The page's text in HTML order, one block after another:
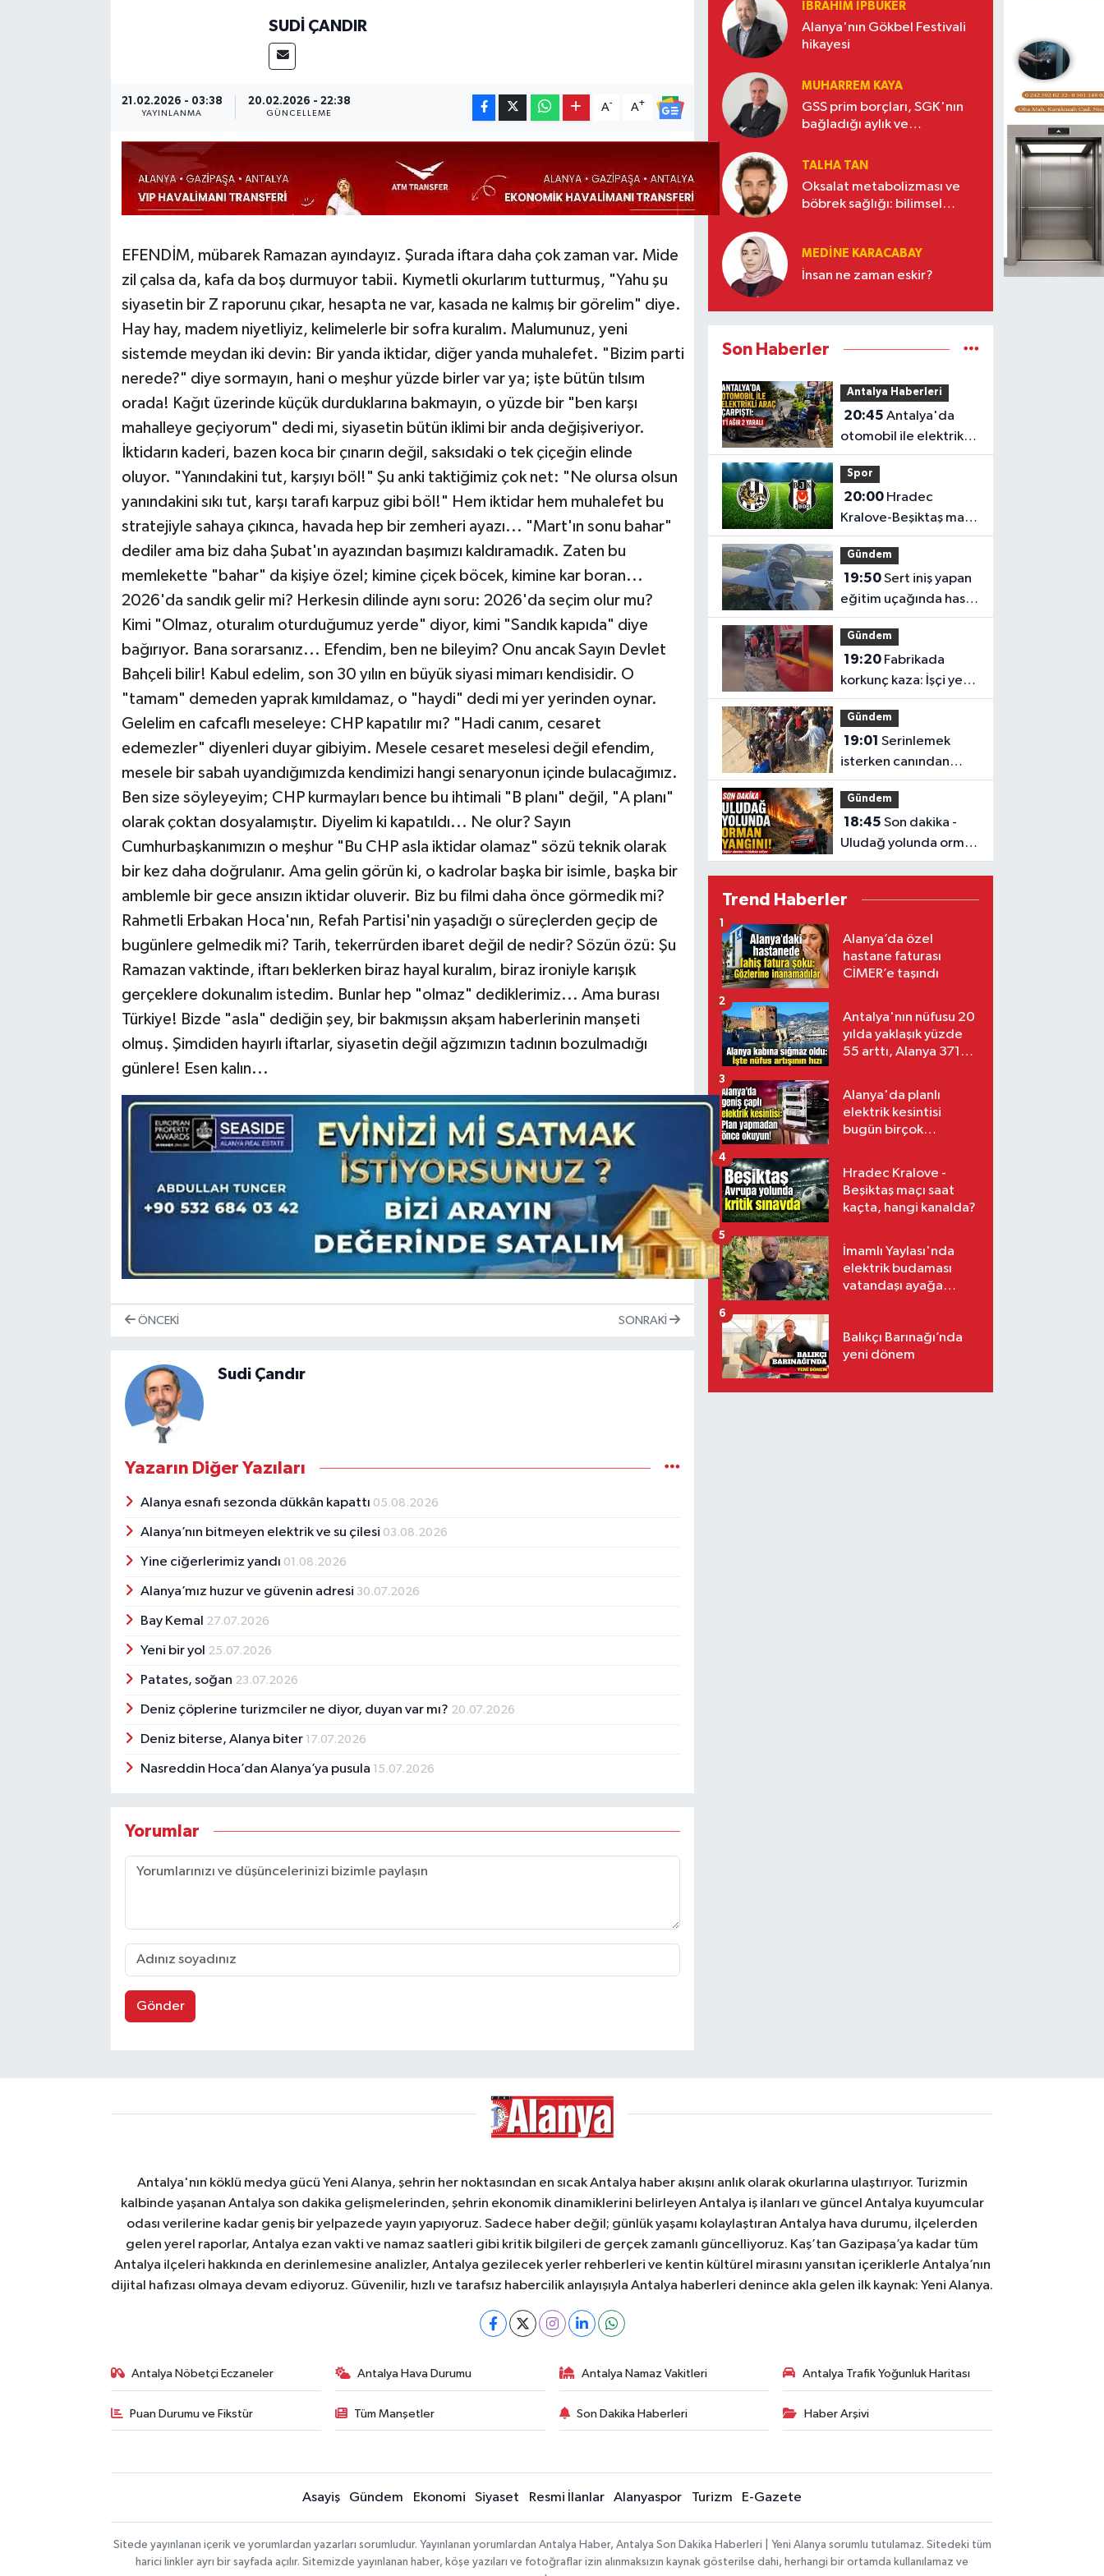
SUDI ÇANDIR
21.02.2026 - 03:38
YAYINLANMA
20.02.2026 - 22:38
GÜNCELLEME
A- A+
EFENDİM, mübarek Ramazan ayındayız. Şurada iftara daha çok zaman var. Mide
zil çalsa da, kafa da boş durmuyor tabii. Kıymetli okurlarım tutturmuş, "Yahu şu
siyasetin bir Z raporunu çıkar, hesapta ne var, kasada ne kalmış bir görelim" diye.
Hay hay, madem niyetliyiz, kelimelerle bir sofra kuralım. Malumunuz, yeni
sistemde meydan iki devin: Bir yanda iktidar, diğer yanda muhalefet. "Bizim parti
nerede?" diye sormayın, hani o meşhur yüzde birler var ya; işte bütün tılsım
orada! Kağıt üzerinde küçük durduklarına bakmayın, o yüzde bir "ben karşı
mahalleye geçiyorum" dedi mi, siyasetin bütün iklimi bir anda değişiveriyor.
İktidarın kaderi, bazen koca bir çınarın değil, saksıdaki o tek çiçeğin elinde
oluyor. "Yanındakini tut, karşıyı böl!" Şu anki taktiğimiz çok net: "Ne olursa olsun
yanındakini sıkı tut, karşı tarafı karpuz gibi böl!" Hem iktidar hem muhalefet bu
stratejiyle sahaya çıkınca, havada hep bir zemheri ayazı... "Mart'ın sonu bahar"
dediler ama biz daha Şubat'ın ayazından başımızı kaldıramadık. Zaten bu
memlekette "bahar" da kişiye özel; kimine çiçek böcek, kimine kar boran...
2026'da sandık gelir mi? Herkesin dilinde aynı soru: 2026'da seçim olur mu?
Kimi "Olmaz, oturalım oturduğumuz yerde" diyor, kimi "Sandık kapıda" diye
bağırıyor. Bana sorarsanız... Efendim, ben ne bileyim? Onu ancak Sayın Devlet
Bahçeli bilir! Kabul edelim, son 30 yılın en büyük siyasi mimarı kendisidir. O
"tamam" demeden yaprak kımıldamaz, o "haydi" dedi mi yer yerinden oynar.
Gelelim en cafcaflı meseleye: CHP kapatılır mı? "Hadi canım, cesaret
edemezler" diyenleri duyar gibiyim. Mesele cesaret meselesi değil efendim,
mesele bir sabah uyandığımızda kendimizi hangi senaryonun içinde bulacağımız.
Ben size söyleyeyim; CHP kurmayları bence bu ihtimali "B planı" değil, "A planı"
olarak çoktan dosyalamıştır. Diyelim ki kapatıldı... Ne olur? Sayın
Cumhurbaşkanımızın o meşhur "Bu CHP asla iktidar olamaz" sözü teknik olarak
bir kez daha doğrulanır. Ama gelin görün ki, o kadrolar başka bir isimle, başka bir
amblemle bir gece ansızın iktidar oluverir. Biz bu filmi daha önce görmedik mi?
Rahmetli Erbakan Hoca'nın, Refah Partisi'nin yaşadığı o süreçlerden geçip de
bugünlere gelmedik mi? Tarih, tekerrürden ibaret değil de nedir? Sözün özü: Şu
Ramazan vaktinde, iftarı beklerken biraz hayal kuralım, biraz ironiyle karışık
gerçeklere dokunalım istedim. Bunlar hep "olmaz" dediklerimiz... Ama burası
Türkiye! Bizde "asla" dediğin şey, bir bakmışsın akşam haberlerinin manşeti
olmuş. Şimdiden hayırlı iftarlar, siyasetin değil ağzımızın tadının bozulmadığı
günlere! Esen kalın...
ÖNCEKI SONRAKI
Sudi Çandır
Yazarın Diğer Yazıları
Alanya esnafı sezonda dükkân kapattı 05.08.2026
Alanya’nın bitmeyen elektrik ve su çilesi 03.08.2026
Yine ciğerlerimiz yandı 01.08.2026
Alanya’mız huzur ve güvenin adresi 30.07.2026
Bay Kemal 27.07.2026
Yeni bir yol 25.07.2026
Patates, soğan 23.07.2026
Deniz çöplerine turizmciler ne diyor, duyan var mı? 20.07.2026
Deniz biterse, Alanya biter 17.07.2026
Nasreddin Hoca’dan Alanya’ya pusula 15.07.2026
Yorumlar
Gönder
İBRAHIM İPBÜKER
Alanya'nın Gökbel Festivali
hikayesi
MUHARREM KAYA
GSS prim borçları, SGK'nın
bağladığı aylık ve
TALHA TAN
Oksalat metabolizması ve
böbrek sağlığı: bilimsel
MEDINE KARACABAY
İnsan ne zaman eskir?
Son Haberler
Antalya Haberleri
20:45 Antalya'da
otomobil ile elektrikli
araç çarpıştı: 1'i ağır 2
yaralı
Spor
20:00
Kralove-Beşiktaş maçı
hangi kanalda kaçta?
Gündem
19:50Sert iniş yapan
eğitim uçağında hasar
oluştu
Gündem
19:20
korkunç kaza: İşçi yem
makinesine sıkıştı
Gündem
19:01 Serinlemek
isterken canından
oldu
Gündem
18:45 Son dakika -
Uludağ yolunda orman
yangını!
Trend Haberler
Alanya’da özel
hastane faturası
CİMER’e taşındı
1
Antalya'nın nüfusu 20
yılda yaklaşık yüzde
55 arttı, Alanya 371
2
Alanya'da planlı
elektrik kesintisi
bugün birçok
3
Hradec Kralove -
Beşiktaş maçı saat
kaçta, hangi kanalda?
4
İmamlı Yaylası'nda
elektrik budaması
vatandaşı ayağa
5
Balıkçı Barınağı’nda
yeni dönem
6
Antalya'nın köklü medya gücü Yeni Alanya, şehrin her noktasından en sıcak Antalya haber akışını anlık olarak okurlarına ulaştırıyor. Turizmin
kalbinde yaşanan Antalya son dakika gelişmelerinden, şehrin ekonomik dinamiklerini belirleyen Antalya iş ilanları ve güncel Antalya kuyumcular
odası verilerine kadar geniş bir yelpazede yayın yapıyoruz. Sadece haber değil; günlük yaşamı kolaylaştıran Antalya hava durumu, ilçelerden
gelen yerel raporlar, Antalya ezan vakti ve namaz saatleri gibi kritik bilgileri de gerçek zamanlı güncelliyoruz. Kaş’tan Gazipaşa’ya kadar tüm
Antalya ilçeleri hakkında en derinlemesine analizler, Antalya gezilecek yerler rehberleri ve kentin kültürel mirasını yansıtan içeriklerle Antalya’nın
dijital hafızası olmaya devam ediyoruz. Güvenilir, hızlı ve tarafsız habercilik anlayışıyla Antalya haberleri denince akla gelen ilk kaynak: Yeni Alanya.
Antalya Nöbetçi Eczaneler Antalya Hava Durumu Antalya Namaz Vakitleri Antalya Trafik Yoğunluk Haritası
Puan Durumu ve Fikstür Tüm Manşetler Son Dakika Haberleri Haber Arşivi
Asayiş Gündem Ekonomi Siyaset Resmi İlanlar Alanyaspor Turizm E-Gazete
Sitede yayınlanan içerik ve yorumlardan yazarları sorumludur. Yayınlanan yorumlardan Antalya Haber, Antalya Son Dakika Haberleri | Yeni Alanya sorumlu tutulamaz. Sitedeki tüm
harici linkler ayrı bir sayfada açılır. Sitemizde yayınlanan haber, köşe yazıları ve fotoğraflar izin alınmaksızın kaynak gösterilse dahi, herhangi bir ortamda kullanılamaz ve